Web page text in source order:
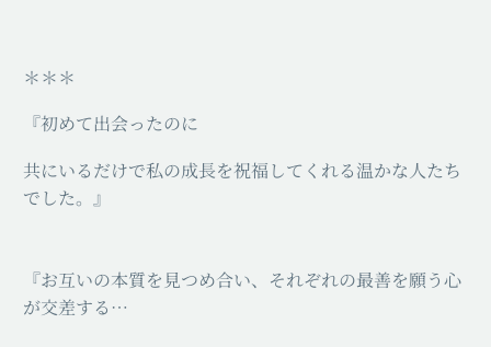
＊＊＊
『初めて出会ったのに
共にいるだけで私の成長を祝福してくれる温かな人たち
でした。』
『お互いの本質を見つめ合い、それぞれの最善を願う心
が交差する…